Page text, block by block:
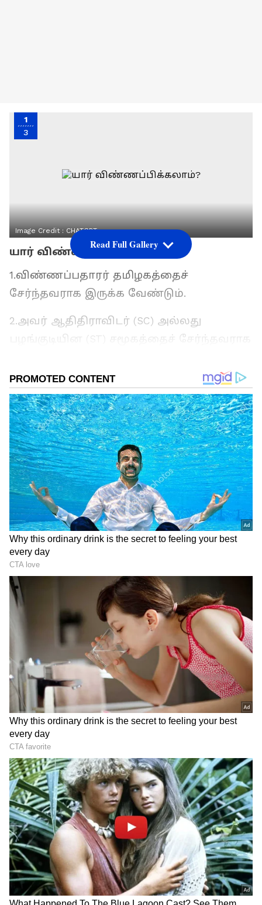
1
3
Image Credit : CHATGPT
யார் விண்ணப்பிக்கலாம்?
1.விண்ணப்பதாரர் தமிழகத்தைச்
சேர்ந்தவராக இருக்க வேண்டும்.
2.அவர் ஆதிதிராவிடர் (SC) அல்லது
பழங்குடியின (ST) சமூகத்தைச் சேர்ந்தவராக
பழங்குடியினர், அல்லது கிறிஸ்தவ
மதத்திற்கு மாறிய ஆதிதிராவிடர்
ஆகியோரும் இதில் அடங்குவர்).
இதையும் படிங்க : FD Invest: பெரிய
வங்கிகளை விட அதிக லாபம்! சூப்பரான
வட்டி தரும் குட்டி வங்கிகள் என்னென்ன?
3.விண்ணப்பதாரர் ஏற்கனவே அரசு
வழங்கிய இலவச வீட்டு மனைப் பட்டா (Free
house site patta) வைத்திருப்பவராக இருக்க
வேண்டும்.
4.வருமான வரம்பு ஏதுமில்லை. மேலும், இது
ஒரு "பொருள் சார்" (in-kind) உதவித்
திட்டமாகும். அதாவது, பயனாளிகளுக்குப்
பணமாகக் கொடுக்கப்படாமல், அரசே
நேரடியாக வீட்டை கட்டி ஒப்படைக்கிறது.
பயனாளிகள் எவ்விதச் செலவும் செய்ய
வேண்டியதில்லை.
ஏசியாநெட் தமிழ்-ஐ உங்கள் முதன்மைத்
Read Full Gallery